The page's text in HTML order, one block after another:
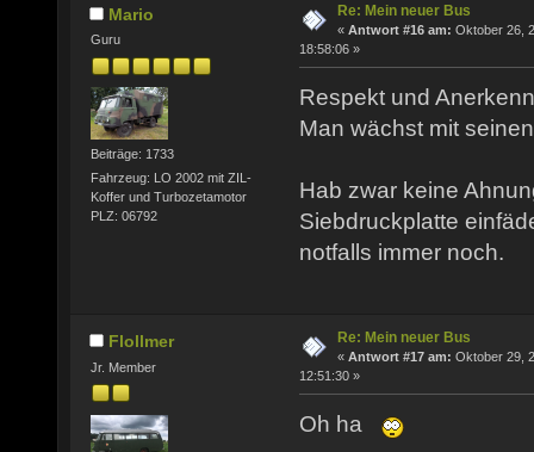
Mario
Guru
Beiträge: 1733
Fahrzeug: LO 2002 mit ZIL-
Koffer und Turbozetamotor
PLZ: 06792
Re: Mein neuer Bus
« Antwort #16 am: Oktober 26,
18:58:06 »
Respekt und
Man wächst mit
Hab zwar keine
Siebdruckplatte
notfalls immer noch.
Flollmer
Jr. Member
Re: Mein neuer Bus
« Antwort #17 am: Oktober 29,
12:51:30 »
Oh ha